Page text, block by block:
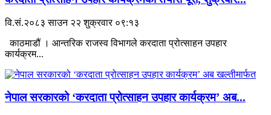
वि.सं.२०८३ साउन २२ शुक्रवार ०९:१३
काठमाडौं । आन्तरिक राजस्व विभागले करदाता प्रोत्साहन उपहार
कार्यक्रम...
नेपाल सरकारको ‘करदाता प्रोत्साहन उपहार कार्यक्रम’ अब...